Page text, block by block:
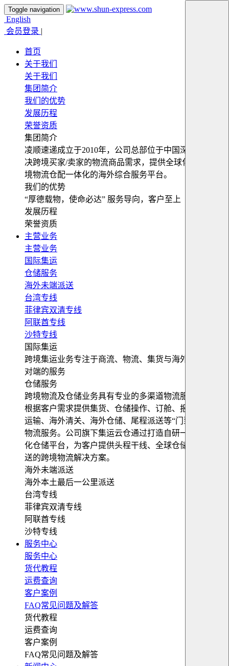
Toggle navigation
English
会员登录 |
首页
关于我们
关于我们
集团简介
我们的优势
发展历程
荣誉资质
集团简介
凌顺速递成立于2010年，公司总部位于中国深圳，为解
决跨境买家/卖家的物流商品需求，提供全球化便捷式跨
境物流仓配一体化的海外综合服务平台。
我们的优势
“厚德载物，使命必达” 服务导向，客户至上
发展历程
荣誉资质
主营业务
主营业务
国际集运
仓储服务
海外未端派送
台湾专线
菲律宾双清专线
阿联酋专线
沙特专线
国际集运
跨境集运业务专注于商流、物流、集货与海外仓储等端
对端的服务
仓储服务
跨境物流及仓储业务具有专业的多渠道物流服务平台，
根据客户需求提供集货、仓储操作、订舱、报关、跨境
运输、海外清关、海外仓储、尾程派送等“门到门”跨境
物流服务。公司旗下集运云仓通过打造自研一站式数字
化仓储平台，为客户提供头程干线、全球仓储及末端配
送的跨境物流解决方案。
海外未端派送
海外本土最后一公里派送
台湾专线
菲律宾双清专线
阿联酋专线
沙特专线
服务中心
服务中心
货代教程
运费查询
客户案例
FAQ常见问题及解答
货代教程
运费查询
客户案例
FAQ常见问题及解答